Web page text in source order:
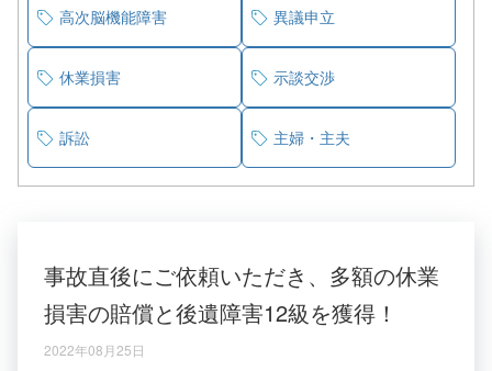
高次脳機能障害 異議申立
休業損害 示談交渉
訴訟 主婦・主夫
事故直後にご依頼いただき、多額の休業
損害の賠償と後遺障害12級を獲得！
2022年08月25日